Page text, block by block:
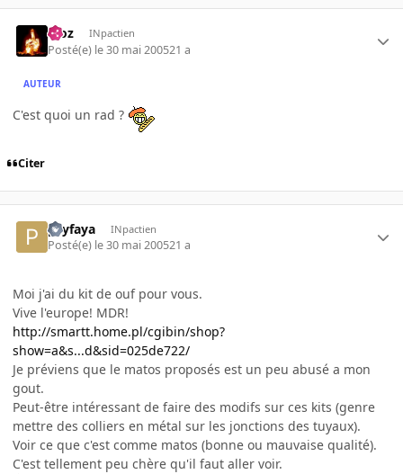
Moz INpactien
Posté(e) le 30 mai 200521 a
AUTEUR
C'est quoi un rad ?
Citer
psyfaya INpactien
Posté(e) le 30 mai 200521 a
Moi j'ai du kit de ouf pour vous.
Vive l'europe! MDR!
http://smartt.home.pl/cgibin/shop?
show=a&s...d&sid=025de722/
Je préviens que le matos proposés est un peu abusé a mon
gout.
Peut-être intéressant de faire des modifs sur ces kits (genre
mettre des colliers en métal sur les jonctions des tuyaux).
Voir ce que c'est comme matos (bonne ou mauvaise qualité).
C'est tellement peu chère qu'il faut aller voir.